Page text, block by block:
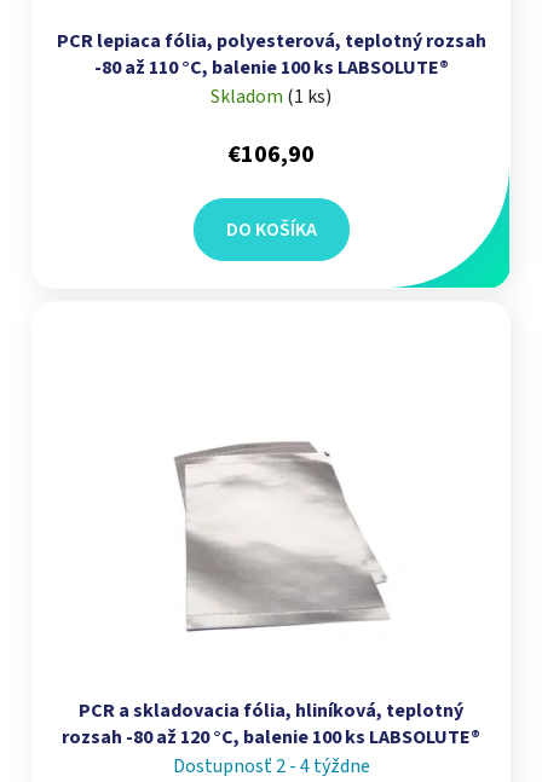
PCR lepiaca fólia, polyesterová, teplotný rozsah
-80 až 110 °C, balenie 100 ks LABSOLUTE®
Skladom (1 ks)
€106,90
DO KOŠÍKA
PCR a skladovacia fólia, hliníková, teplotný
rozsah -80 až 120 °C, balenie 100 ks LABSOLUTE®
Dostupnosť 2 - 4 týždne